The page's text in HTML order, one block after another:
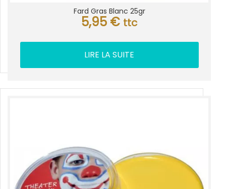
Fard Gras Blanc 25gr
5,95 € ttc
LIRE LA SUITE